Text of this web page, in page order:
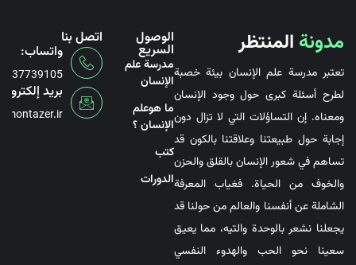
مدونة المنتظر
تعتبر مدرسة علم الإنسان بيئة خصبة
لطرح أسئلة كبرى حول وجود الإنسان
ومعناه. إن التساؤلات التي لا تزال دون
إجابة حول طبيعتنا وعلاقتنا بالكون قد
تساهم في شعور الإنسان بالقلق والحزن
والخوف من الحياة. فغياب المعرفة
الشاملة عن أنفسنا والعالم من حولنا قد
يجعلنا نشعر بالوحدة والتيه، مما يعيق
سعينا نحو الحب والهدوء النفسي
الوصول
السريع
مدرسة علم
الإنسان
ما هوعلم
الإنسان ؟
کتب
الدورات
اتصل بنا
واتساب:
بريد